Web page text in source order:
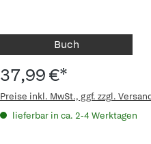
Buch
37,99 €*
Preise inkl. MwSt., ggf. zzgl.
lieferbar in ca. 2-4 Werktagen